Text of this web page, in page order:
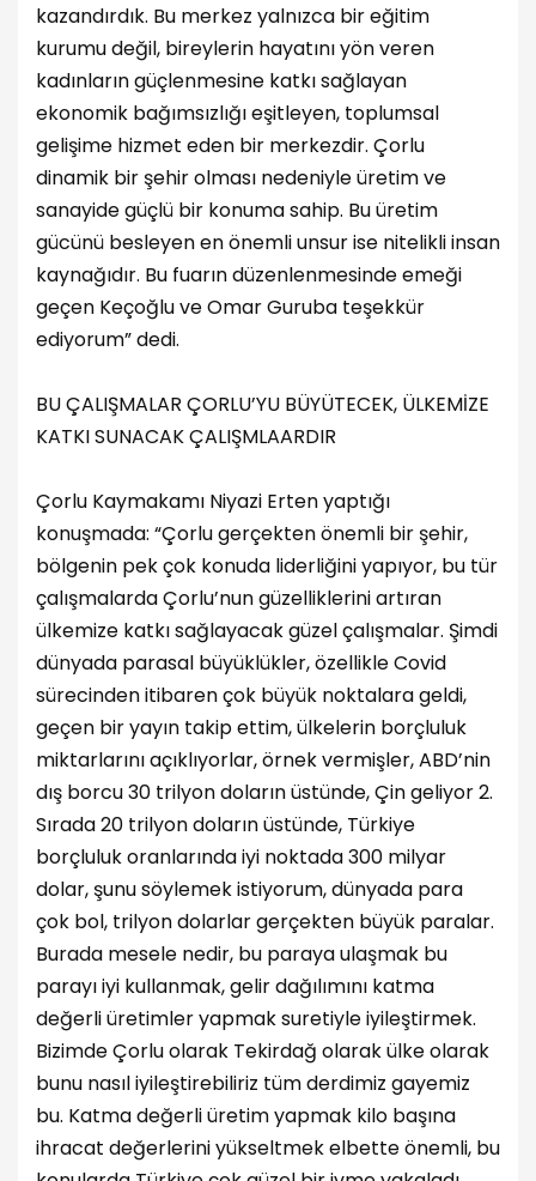
kazandırdık. Bu merkez yalnızca bir eğitim
kurumu değil, bireylerin hayatını yön veren
kadınların güçlenmesine katkı sağlayan
ekonomik bağımsızlığı eşitleyen, toplumsal
gelişime hizmet eden bir merkezdir. Çorlu
dinamik bir şehir olması nedeniyle üretim ve
sanayide güçlü bir konuma sahip. Bu üretim
gücünü besleyen en önemli unsur ise nitelikli insan
kaynağıdır. Bu fuarın düzenlenmesinde emeği
geçen Keçoğlu ve Omar Guruba teşekkür
ediyorum” dedi.
BU ÇALIŞMALAR ÇORLU’YU BÜYÜTECEK, ÜLKEMİZE
KATKI SUNACAK ÇALIŞMLAARDIR
Çorlu Kaymakamı Niyazi Erten yaptığı
konuşmada: “Çorlu gerçekten önemli bir şehir,
bölgenin pek çok konuda liderliğini yapıyor, bu tür
çalışmalarda Çorlu’nun güzelliklerini artıran
ülkemize katkı sağlayacak güzel çalışmalar. Şimdi
dünyada parasal büyüklükler, özellikle Covid
sürecinden itibaren çok büyük noktalara geldi,
geçen bir yayın takip ettim, ülkelerin borçluluk
miktarlarını açıklıyorlar, örnek vermişler, ABD’nin
dış borcu 30 trilyon doların üstünde, Çin geliyor 2.
Sırada 20 trilyon doların üstünde, Türkiye
borçluluk oranlarında iyi noktada 300 milyar
dolar, şunu söylemek istiyorum, dünyada para
çok bol, trilyon dolarlar gerçekten büyük paralar.
Burada mesele nedir, bu paraya ulaşmak bu
parayı iyi kullanmak, gelir dağılımını katma
değerli üretimler yapmak suretiyle iyileştirmek.
Bizimde Çorlu olarak Tekirdağ olarak ülke olarak
bunu nasıl iyileştirebiliriz tüm derdimiz gayemiz
bu. Katma değerli üretim yapmak kilo başına
ihracat değerlerini yükseltmek elbette önemli, bu